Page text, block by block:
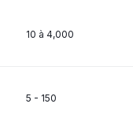
10 à 4,000
5 - 150